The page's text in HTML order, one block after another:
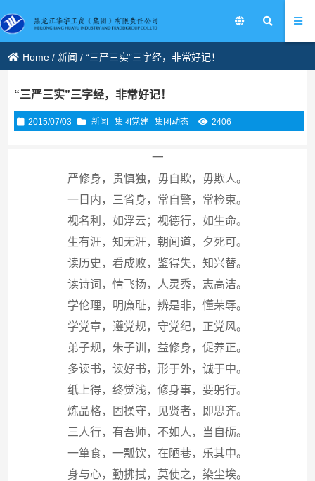
Home /新闻 /“三严三实”三字经，非常好记！
“三严三实”三字经，非常好记！
2015/07/03 新闻 集团党建 集团动态 2406
一
严修身，贵慎独，毋自欺，毋欺人。
一日内，三省身，常自警，常检束。
视名利，如浮云；视德行，如生命。
生有涯，知无涯，朝闻道，夕死可。
读历史，看成败，鉴得失，知兴替。
读诗词，情飞扬，人灵秀，志高洁。
学伦理，明廉耻，辨是非，懂荣辱。
学党章，遵党规，守党纪，正党风。
弟子规，朱子训，益修身，促养正。
多读书，读好书，形于外，诚于中。
纸上得，终觉浅，修身事，要躬行。
炼品格，固操守，见贤者，即思齐。
三人行，有吾师，不如人，当自砺。
一箪食，一瓢饮，在陋巷，乐其中。
身与心，勤拂拭，莫使之，染尘埃。